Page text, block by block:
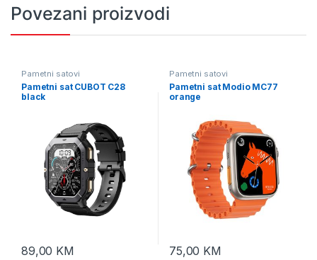
Povezani proizvodi
Pametni satovi
Pametni sat CUBOT C28
black
89,00 KM
Pametni satovi
Pametni sat Modio MC77
orange
75,00 KM